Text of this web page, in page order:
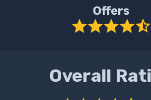
Offers
Overall